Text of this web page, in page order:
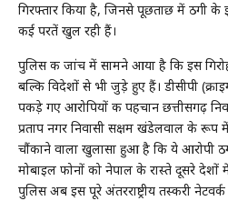
गिरफ्तार किया है, जिनसे पूछताछ में ठगी
कई परतें खुल रही हैं।
पुलिस की जांच में सामने आया है कि इस
बल्कि विदेशों से भी जुड़े हुए हैं। डीसीपी
पकड़े गए आरोपियों की पहचान छत्तीसगढ़
प्रताप नगर निवासी सक्षम खंडेलवाल के
चौंकाने वाला खुलासा हुआ है कि ये आरोपी
मोबाइल फोनों को नेपाल के रास्ते दूसरे
पुलिस अब इस पूरे अंतरराष्ट्रीय तस्करी